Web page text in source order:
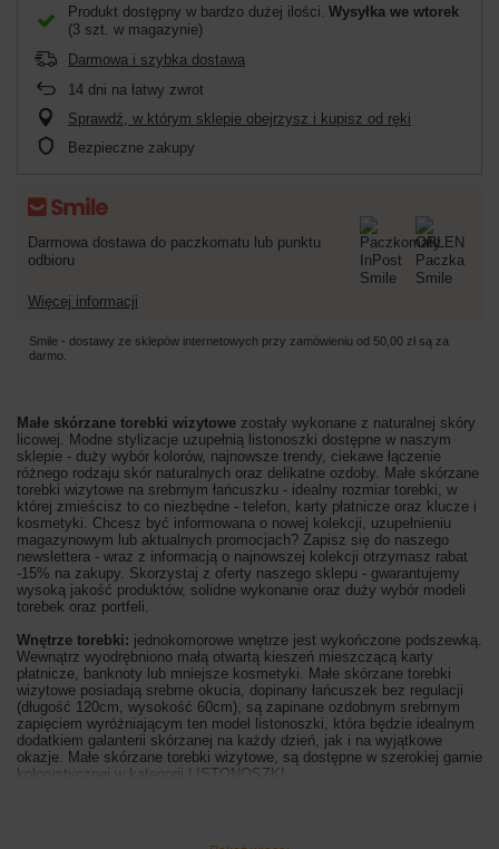
Produkt dostępny w bardzo dużej ilości Wysyłka we wtorek
(3 szt. w magazynie)
Darmowa i szybka dostawa
14 dni na łatwy zwrot
Sprawdź, w którym sklepie obejrzysz i kupisz od ręki
Bezpieczne zakupy
Darmowa dostawa do paczkomatu lub punktu
odbioru
Więcej informacji
Smile - dostawy ze sklepów internetowych przy zamówieniu od 50,00 zł są za
darmo.
Małe skórzane torebki wizytowe zostały wykonane z naturalnej skóry
licowej. Modne stylizacje uzupełnią listonoszki dostępne w naszym
sklepie - duży wybór kolorów, najnowsze trendy, ciekawe łączenie
różnego rodzaju skór naturalnych oraz delikatne ozdoby. Małe skórzane
torebki wizytowe na srebrnym łańcuszku - idealny rozmiar torebki, w
której zmieścisz to co niezbędne - telefon, karty płatnicze oraz klucze i
kosmetyki. Chcesz być informowana o nowej kolekcji, uzupełnieniu
magazynowym lub aktualnych promocjach? Zapisz się do naszego
newslettera - wraz z informacją o najnowszej kolekcji otrzymasz rabat
-15% na zakupy. Skorzystaj z oferty naszego sklepu - gwarantujemy
wysoką jakość produktów, solidne wykonanie oraz duży wybór modeli
torebek oraz portfeli.
Wnętrze torebki: jednokomorowe wnętrze jest wykończone podszewką.
Wewnątrz wyodrębniono małą otwartą kieszeń mieszczącą karty
płatnicze, banknoty lub mniejsze kosmetyki. Małe skórzane torebki
wizytowe posiadają srebrne okucia, dopinany łańcuszek bez regulacji
(długość 120cm, wysokość 60cm), są zapinane ozdobnym srebrnym
zapięciem wyróżniającym ten model listonoszki, która będzie idealnym
dodatkiem galanterii skórzanej na każdy dzień, jak i na wyjątkowe
okazje. Małe skórzane torebki wizytowe, są dostępne w szerokiej gamie
kolorystycznej w kategorii LISTONOSZKI.